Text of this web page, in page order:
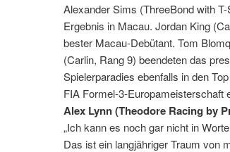
Alexander Sims (ThreeBond with
Ergebnis in Macau. Jordan King
bester Macau-Debütant. Tom
(Carlin, Rang 9) beendeten das
Spielerparadies ebenfalls in den
FIA Formel-3-Europameisterschaft
Alex Lynn (Theodore Racing by
„Ich kann es noch gar nicht in
Das ist ein langjähriger Traum von